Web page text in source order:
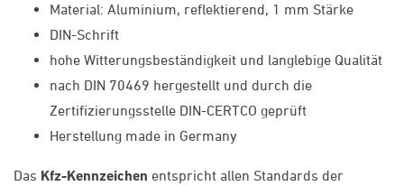
Material: Aluminium, reflektierend, 1 mm Stärke
DIN-Schrift
hohe Witterungsbeständigkeit und langlebige Qualität
nach DIN 70469 hergestellt und durch die
Zertifizierungsstelle DIN-CERTCO geprüft
Herstellung made in Germany
Das Kfz-Kennzeichen entspricht allen Standards der